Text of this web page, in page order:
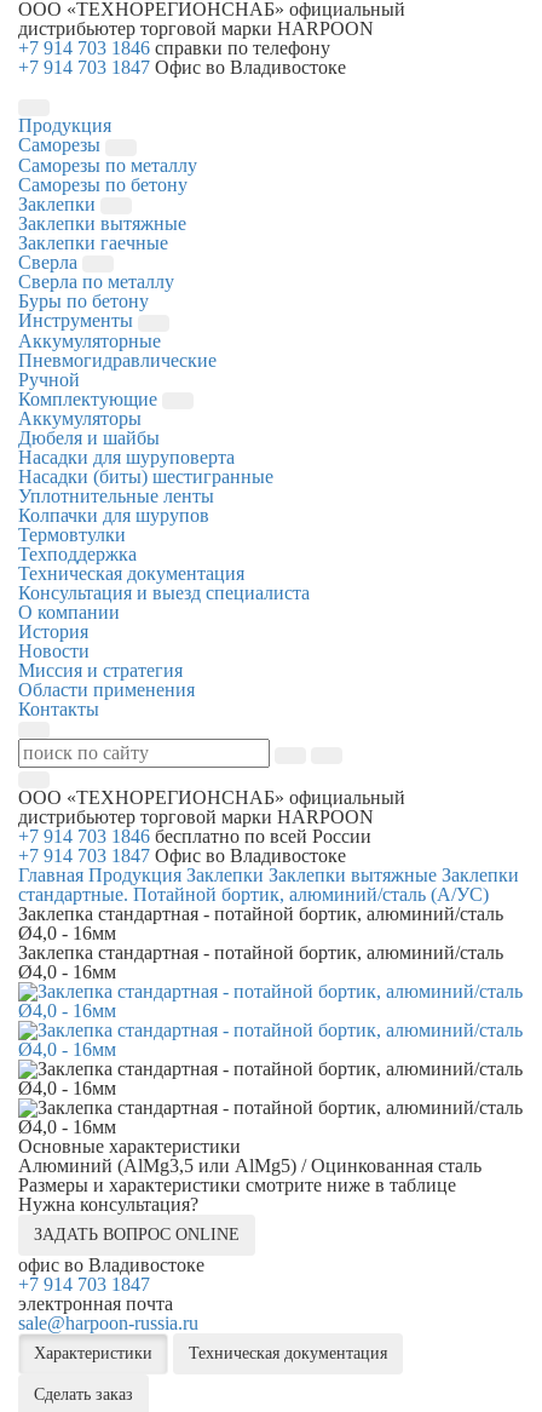
ООО «ТЕХНОРЕГИОНСНАБ» официальный
дистрибьютер торговой марки HARPOON
+7 914 703 1846 справки по телефону
+7 914 703 1847 Офис во Владивостоке
Продукция
Саморезы
Саморезы по металлу
Саморезы по бетону
Заклепки
Заклепки вытяжные
Заклепки гаечные
Сверла
Сверла по металлу
Буры по бетону
Инструменты
Аккумуляторные
Пневмогидравлические
Ручной
Комплектующие
Аккумуляторы
Дюбеля и шайбы
Насадки для шуруповерта
Насадки (биты) шестигранные
Уплотнительные ленты
Колпачки для шурупов
Термовтулки
Техподдержка
Техническая документация
Консультация и выезд специалиста
О компании
История
Новости
Миссия и стратегия
Области применения
Контакты
ООО «ТЕХНОРЕГИОНСНАБ» официальный
дистрибьютер торговой марки HARPOON
+7 914 703 1846 бесплатно по всей России
+7 914 703 1847 Офис во Владивостоке
Главная Продукция Заклепки Заклепки вытяжные Заклепки
стандартные. Потайной бортик, алюминий/сталь (А/УС)
Заклепка стандартная - потайной бортик, алюминий/сталь
Ø4,0 - 16мм
Заклепка стандартная - потайной бортик, алюминий/сталь
Ø4,0 - 16мм
Основные характеристики
Алюминий (AlMg3,5 или AlMg5) / Оцинкованная сталь
Размеры и характеристики смотрите ниже в таблице
Нужна консультация?
ЗАДАТЬ ВОПРОС ONLINE
офис во Владивостоке
+7 914 703 1847
электронная почта
sale@harpoon-russia.ru
Характеристики Техническая документация
Сделать заказ